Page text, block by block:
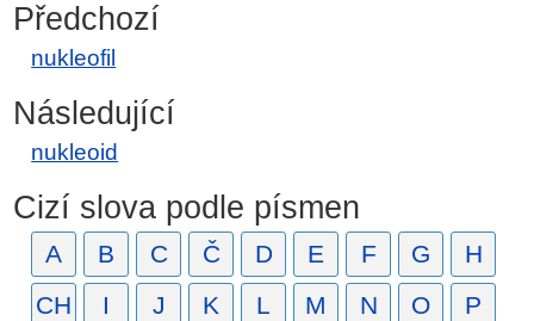
Předchozí
nukleofil
Následující
nukleoid
Cizí slova podle písmen
A B C Č D E F G
H
CH
I J K L M N O
P